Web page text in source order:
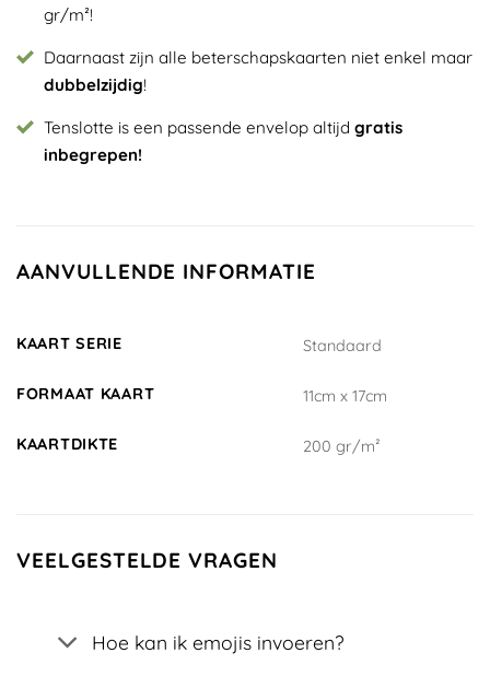
gr/m²!
Daarnaast zijn alle beterschapskaarten niet enkel maar
dubbelzijdig!
Tenslotte is een passende envelop altijd gratis
inbegrepen!
AANVULLENDE INFORMATIE
KAART SERIE Standaard
FORMAAT KAART 11cm x 17cm
KAARTDIKTE 200 gr/m²
VEELGESTELDE VRAGEN
Hoe kan ik emojis invoeren?